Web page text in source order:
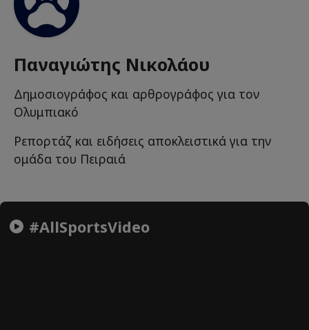
Παναγιώτης Νικολάου
Δημοσιογράφος και αρθρογράφος για τον
Ολυμπιακό
Ρεπορτάζ και ειδήσεις αποκλειστικά για την
ομάδα του Πειραιά
#AllSportsVideo